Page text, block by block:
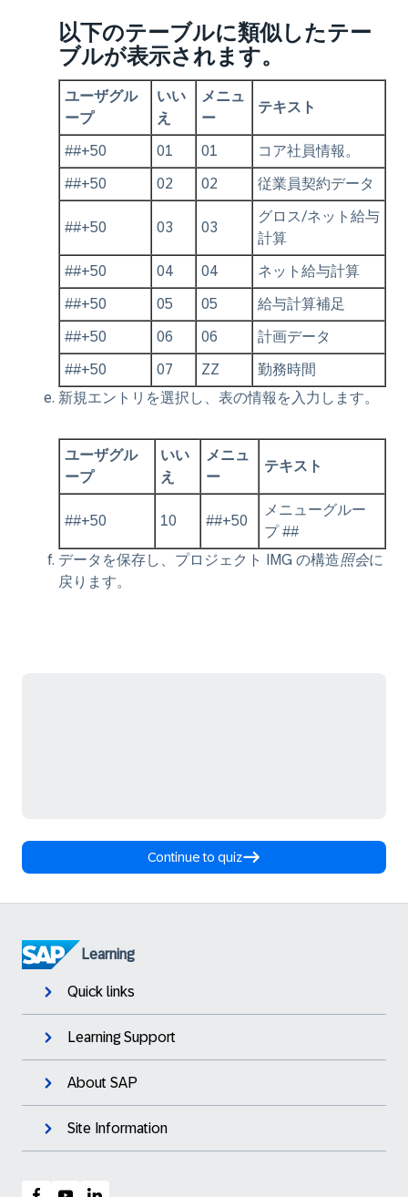
以下のテーブルに類似したテー
ブルが表示されます。
ユーザグル
ープ
いい
え
メニュ
ー
テキスト
##+50 01 01 コア社員情報。
##+50 02 02 従業員契約データ
##+50 03 03
グロス/ネット給与
計算
##+50 04 04 ネット給与計算
##+50 05 05 給与計算補足
##+50 06 06 計画データ
##+50 07 ZZ
勤務時間
新規エントリを選択し、表の情報を入力します。
ユーザグル
ープ
いい
え
メニュ
ー
テキスト
##+50 10 ##+50
メニューグルー
プ ##
データを保存し、プロジェクト IMG の構造照会に
戻ります。
Continue to quiz
Learning
Quick links
Learning Support
About SAP
Site Information